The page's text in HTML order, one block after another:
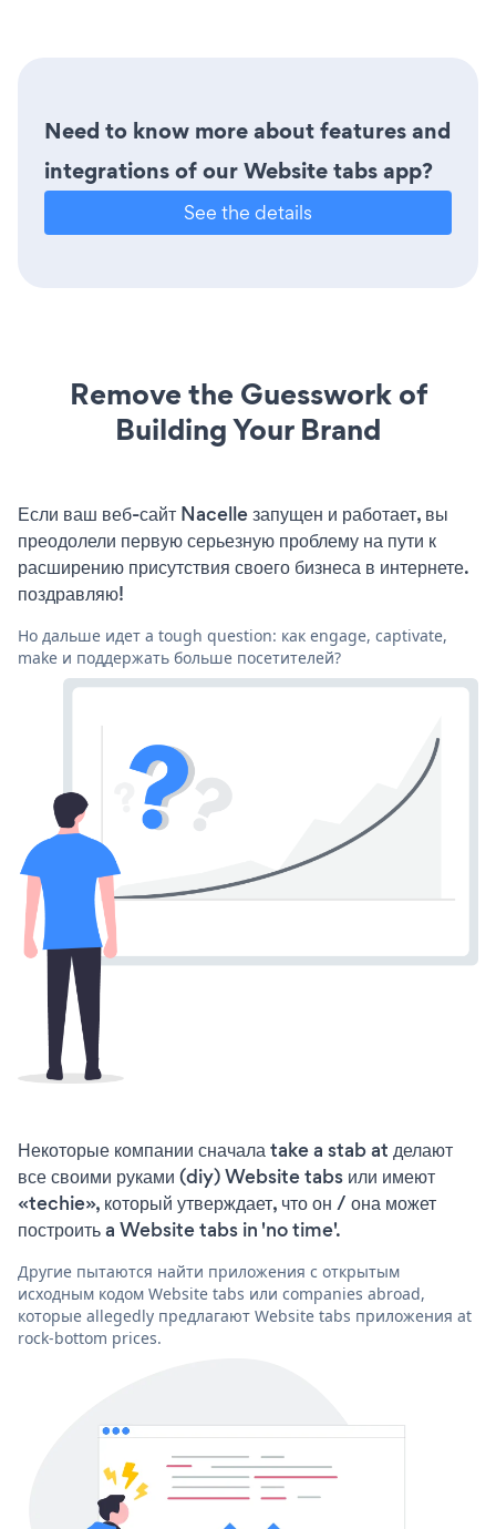
Need to know more about features and
integrations of our Website tabs app?
See the details
Remove the Guesswork of
Building Your Brand
Если ваш веб-сайт Nacelle запущен и работает, вы
преодолели первую серьезную проблему на пути к
расширению присутствия своего бизнеса в интернете.
поздравляю!
Но дальше идет a tough question: как engage, captivate,
make и поддержать больше посетителей?
Некоторые компании сначала take a stab at делают
все своими руками (diy) Website tabs или имеют
«techie», который утверждает, что он / она может
построить a Website tabs in 'no time'.
Другие пытаются найти приложения с открытым
исходным кодом Website tabs или companies abroad,
которые allegedly предлагают Website tabs приложения at
rock-bottom prices.